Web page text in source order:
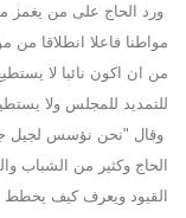
ورد الحاج على من يغمز
مواطنا فاعلا انطلاقا
من ان اكون نائبا لا
للتمديد للمجلس ولا
وقال "نحن نؤسس لجيل
الحاج وكثير من الشباب
القيود ويعرف كيف يخطط